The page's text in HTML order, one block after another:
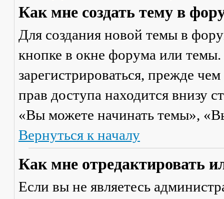
Как мне создать тему в
Для создания новой темы в
кнопке в окне форума или
зарегистрироваться, прежде
прав доступа находится внизу
«Вы можете начинать темы»,
Вернуться к началу
Как мне отредактировать
Если вы не являетесь